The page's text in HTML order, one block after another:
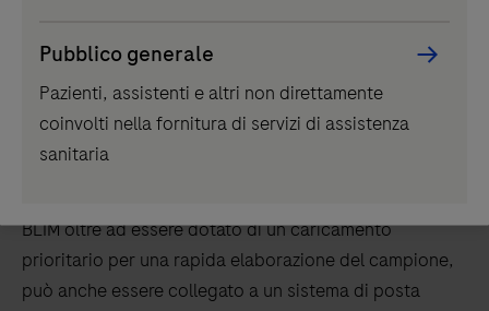
Unico punto di ingresso per un pratico caricamento del
campione
Uncobas® BLIM può essere collegato al sistema pre-
analitico per il caricamento massivo di provette chiuse,
BLIM oltre ad essere dotato di un caricamento
prioritario per una rapida elaborazione del campione,
può anche essere collegato a un sistema di posta
Pubblico generale
Pazienti, assistenti e altri non direttamente
coinvolti nella fornitura di servizi di assistenza
sanitaria